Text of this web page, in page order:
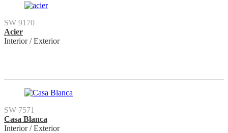
SW 9170
Acier
Interior / Exterior
SW 7571
Casa Blanca
Interior / Exterior